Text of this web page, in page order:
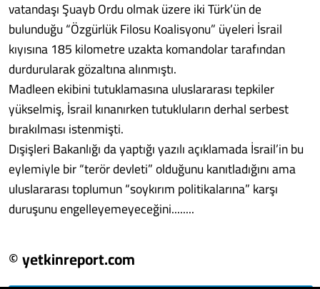
vatandaşı Şuayb Ordu olmak üzere iki Türk’ün de
bulunduğu “Özgürlük Filosu Koalisyonu” üyeleri İsrail
kıyısına 185 kilometre uzakta komandolar tarafından
durdurularak gözaltına alınmıştı.
Madleen ekibini tutuklamasına uluslararası tepkiler
yükselmiş, İsrail kınanırken tutukluların derhal serbest
bırakılması istenmişti.
Dışişleri Bakanlığı da yaptığı yazılı açıklamada İsrail’in bu
eylemiyle bir “terör devleti” olduğunu kanıtladığını ama
uluslararası toplumun “soykırım politikalarına” karşı
duruşunu engelleyemeyeceğini........
© yetkinreport.com